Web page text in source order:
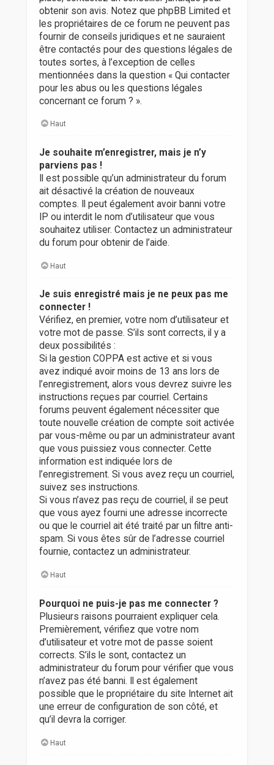
obtenir son avis. Notez que phpBB Limited et
les propriétaires de ce forum ne peuvent pas
fournir de conseils juridiques et ne sauraient
être contactés pour des questions légales de
toutes sortes, à l’exception de celles
mentionnées dans la question « Qui contacter
pour les abus ou les questions légales
concernant ce forum ? ».
Haut
Je souhaite m’enregistrer, mais je n’y
parviens pas !
Il est possible qu’un administrateur du forum
ait désactivé la création de nouveaux
comptes. Il peut également avoir banni votre
IP ou interdit le nom d’utilisateur que vous
souhaitez utiliser. Contactez un administrateur
du forum pour obtenir de l’aide.
Haut
Je suis enregistré mais je ne peux pas me
connecter !
Vérifiez, en premier, votre nom d’utilisateur et
votre mot de passe. S’ils sont corrects, il y a
deux possibilités :
Si la gestion COPPA est active et si vous
avez indiqué avoir moins de 13 ans lors de
l’enregistrement, alors vous devrez suivre les
instructions reçues par courriel. Certains
forums peuvent également nécessiter que
toute nouvelle création de compte soit activée
par vous-même ou par un administrateur avant
que vous puissiez vous connecter. Cette
information est indiquée lors de
l’enregistrement. Si vous avez reçu un courriel,
suivez ses instructions.
Si vous n’avez pas reçu de courriel, il se peut
que vous ayez fourni une adresse incorrecte
ou que le courriel ait été traité par un filtre anti-
spam. Si vous êtes sûr de l’adresse courriel
fournie, contactez un administrateur.
Haut
Pourquoi ne puis-je pas me connecter ?
Plusieurs raisons pourraient expliquer cela.
Premièrement, vérifiez que votre nom
d’utilisateur et votre mot de passe soient
corrects. S’ils le sont, contactez un
administrateur du forum pour vérifier que vous
n’avez pas été banni. Il est également
possible que le propriétaire du site Internet ait
une erreur de configuration de son côté, et
qu’il devra la corriger.
Haut